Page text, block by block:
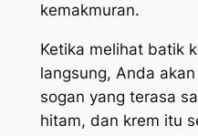
kemakmuran.
Ketika melihat batik
langsung, Anda
sogan yang terasa
hitam, dan krem itu